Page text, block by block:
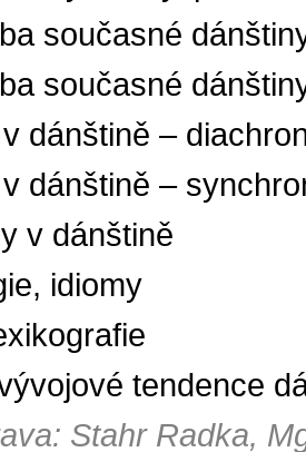
současné
současné
dánštině –
dánštině –
v dánštině
idiomy
tendence
Stahr Radka,